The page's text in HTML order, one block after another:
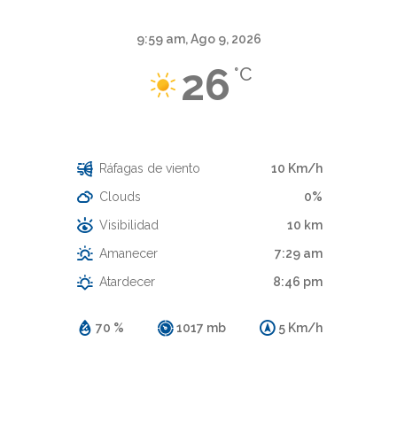
9:59 am,Ago 9, 2026
26 °C
70 % 1017 mb 5 Km/h
Ráfagas de viento
10 Km/h
Clouds
0%
Visibilidad
10 km
Amanecer
7:29 am
Atardecer
8:46 pm